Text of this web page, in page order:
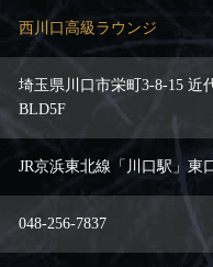
西川口高級ラウンジ
埼玉県川口市栄町3-8-15 近
BLD5F
JR京浜東北線「川口駅」東
048-256-7837